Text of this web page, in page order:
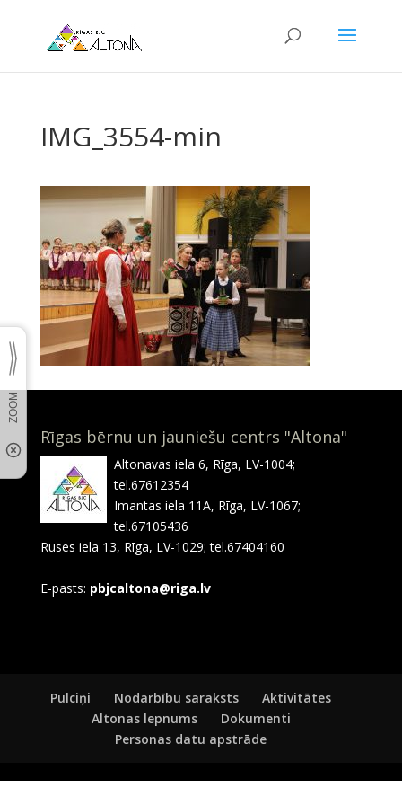
IMG_3554-min
Rīgas bērnu un jauniešu centrs "Altona"
Altonavas iela 6, Rīga, LV-1004;
tel.67612354
Imantas iela 11A, Rīga, LV-1067;
tel.67105436
Ruses iela 13, Rīga, LV-1029; tel.67404160
E-pasts: pbjcaltona@riga.lv
Pulciņi Nodarbību saraksts
Aktivitātes
Altonas lepnums
Dokumenti
Personas datu apstrāde